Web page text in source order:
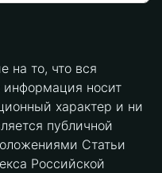
на то, что вся
информация носит
характер и ни
публичной
Статьи
Российской